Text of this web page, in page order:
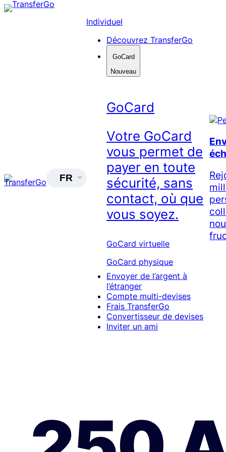
Skip
FR
Individuel
Découvrez TransferGo
GoCard
Nouveau
GoCard
Votre GoCard
vous permet de
payer en toute
sécurité, sans
contact, où que
vous soyez.
GoCard virtuelle
GoCard physique
Envoyer de l’argent à
l’étranger
Compte multi-devises
Frais TransferGo
Convertisseur de devises
Inviter un ami